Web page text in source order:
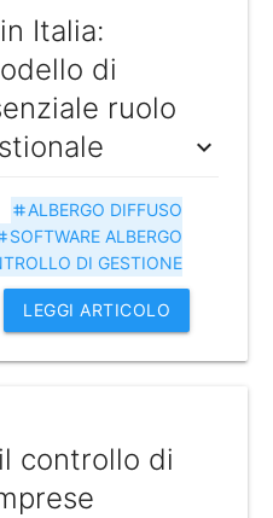
Italia:
di
ruolo
expand_more
tag ALBERGO DIFFUSO
SOFTWARE ALBERGO
DI GESTIONE
LEGGI ARTICOLO
controllo di